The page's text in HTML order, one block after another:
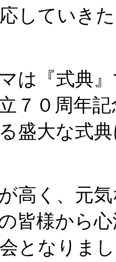
していき
は『式典
７０周年
盛大な式
高く、元
皆様から
となりま